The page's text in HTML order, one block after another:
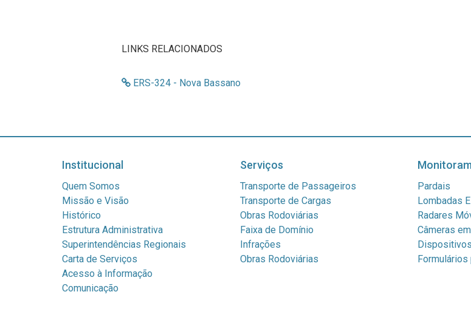
LINKS RELACIONADOS
ERS-324 - Nova Bassano
Institucional
Quem Somos
Missão e Visão
Histórico
Estrutura Administrativa
Superintendências Regionais
Carta de Serviços
Acesso à Informação
Comunicação
Serviços
Transporte de Passageiros
Transporte de Cargas
Obras Rodoviárias
Faixa de Domínio
Infrações
Obras Rodoviárias
Pardais
Lombadas
Radares
Câmeras
Formulários